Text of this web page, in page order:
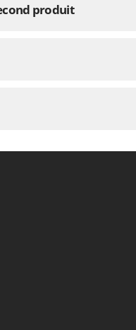
produit